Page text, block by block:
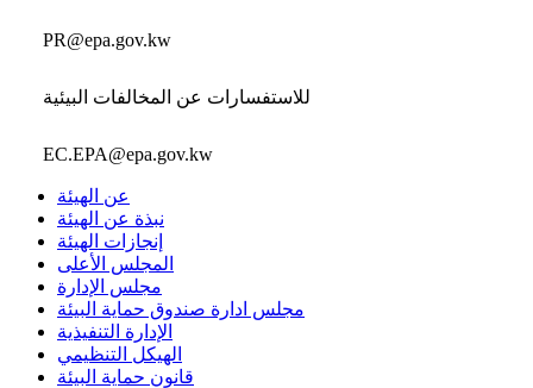
PR@epa.gov.kw
للاستفسارات عن المخالفات البيئية
EC.EPA@epa.gov.kw
عن الهيئة
نبذة عن الهيئة
إنجازات الهيئة
المجلس الأعلى
مجلس الإدارة
مجلس ادارة صندوق حماية البيئة
الإدارة التنفيذية
الهيكل التنظيمي
قانون حماية البيئة